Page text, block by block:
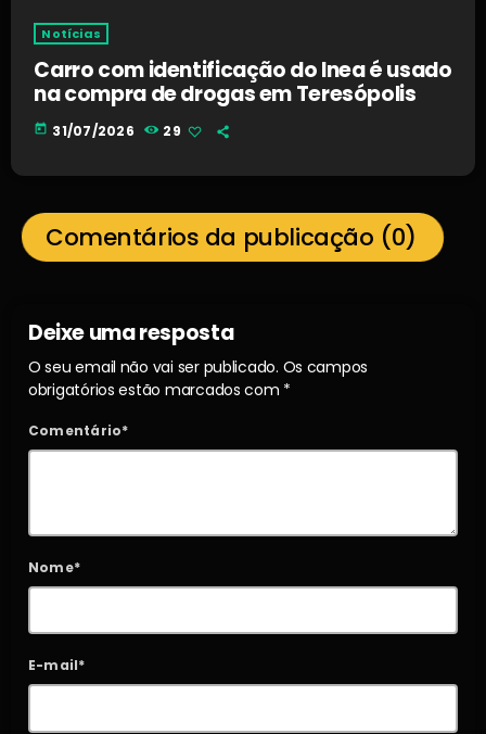
Notícias
Carro com identificação do Inea é usado
na compra de drogas em Teresópolis
today 31/07/2026 29
Comentários da publicação (0)
Deixe uma resposta
O seu email não vai ser publicado. Os campos
obrigatórios estão marcados com *
Comentário*
Nome*
E-mail*